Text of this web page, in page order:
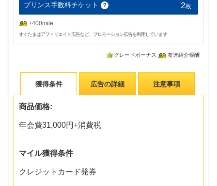
プリンス手数料チケット ？ 2枚
+400mile
すぐたまはアフィリエイト広告など、プロモーション広告を利用しています
グレードボーナス 友達紹介報酬
獲得条件 広告の詳細 注意事項
商品価格:
年会費31,000円+消費税
マイル獲得条件
クレジットカード発券